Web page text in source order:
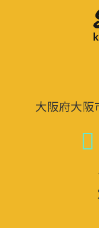
大阪府大阪